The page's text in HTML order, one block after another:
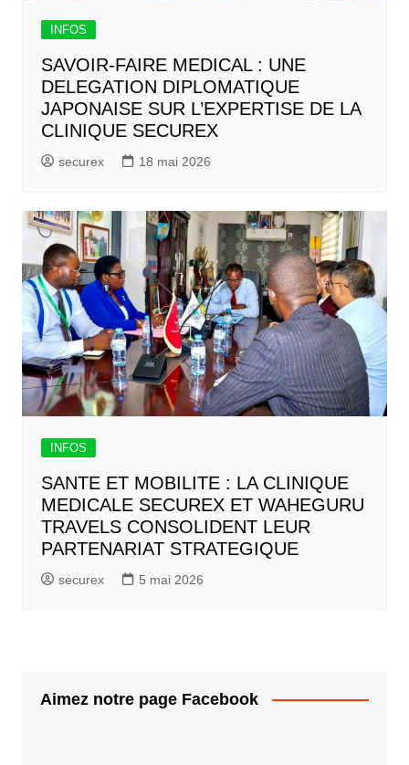
INFOS
SAVOIR-FAIRE MEDICAL : UNE
DELEGATION DIPLOMATIQUE
JAPONAISE SUR L’EXPERTISE DE LA
CLINIQUE SECUREX
securex 18 mai 2026
INFOS
SANTE ET MOBILITE : LA CLINIQUE
MEDICALE SECUREX ET WAHEGURU
TRAVELS CONSOLIDENT LEUR
PARTENARIAT STRATEGIQUE
securex 5 mai 2026
Aimez notre page Facebook